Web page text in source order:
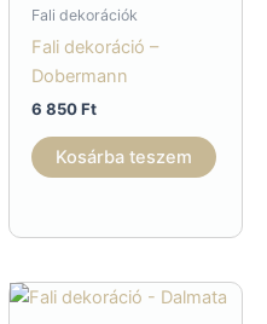
Fali dekorációk
Fali dekoráció –
Dobermann
6 850Ft
Kosárba teszem